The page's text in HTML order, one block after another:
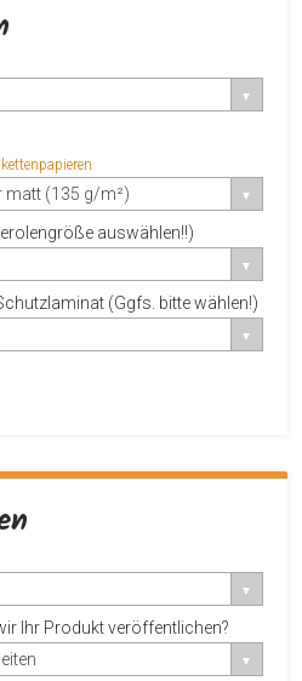
matt (135 g/m²)
auswählen!!)
(Ggfs. bitte wählen!)
Ihr Produkt veröffentlichen?